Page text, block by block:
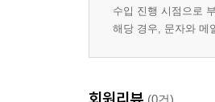
수입 진행 시점으로
해당 경우, 문자와 메
(0건)